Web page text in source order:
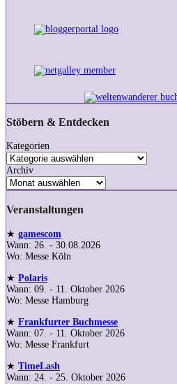
Stöbern & Entdecken
Kategorien
Archiv
Veranstaltungen
★ gamescom
Wann: 26. - 30.08.2026
Wo: Messe Köln
★ Polaris
Wann: 09. - 11. Oktober 2026
Wo: Messe Hamburg
★ Frankfurter Buchmesse
Wann: 07. - 11. Oktober 2026
Wo: Messe Frankfurt
★ TimeLash
Wann: 24. - 25. Oktober 2026